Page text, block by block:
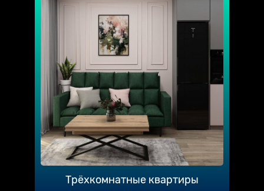
Трёхкомнатные квартиры